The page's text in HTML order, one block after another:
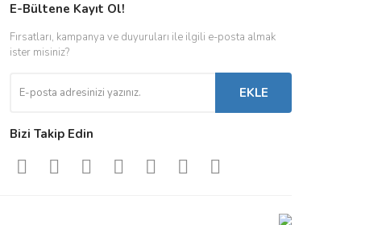
E-Bültene Kayıt Ol!
Fırsatları, kampanya ve duyuruları ile ilgili e-posta almak
ister misiniz?
EKLE
Bizi Takip Edin